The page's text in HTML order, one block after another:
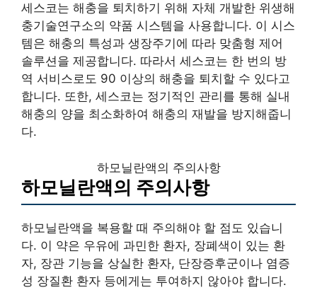
세스코는 해충을 퇴치하기 위해 자체 개발한 위생해
충기술연구소의 약품 시스템을 사용합니다. 이 시스
템은 해충의 특성과 생장주기에 따라 맞춤형 제어
솔루션을 제공합니다. 따라서 세스코는 한 번의 방
역 서비스로도 90 이상의 해충을 퇴치할 수 있다고
합니다. 또한, 세스코는 정기적인 관리를 통해 실내
해충의 양을 최소화하여 해충의 재발을 방지해줍니
다.
하모닐란액의 주의사항
하모닐란액의 주의사항
하모닐란액을 복용할 때 주의해야 할 점도 있습니
다. 이 약은 우유에 과민한 환자, 장폐색이 있는 환
자, 장관 기능을 상실한 환자, 단장증후군이나 염증
성 장질환 환자 등에게는 투여하지 않아야 합니다.